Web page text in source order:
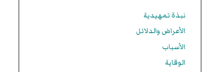
نبذة تمهيدية
الأعراض والدلائل
الأسباب
الوقاية